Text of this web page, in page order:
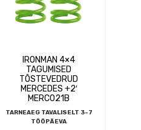
IRONMAN 4×4
TAGUMISED
TÕSTEVEDRUD
MERCEDES +2′
MERC021B
TARNEAEG TAVALISELT 3-7
TÖÖPÄEVA